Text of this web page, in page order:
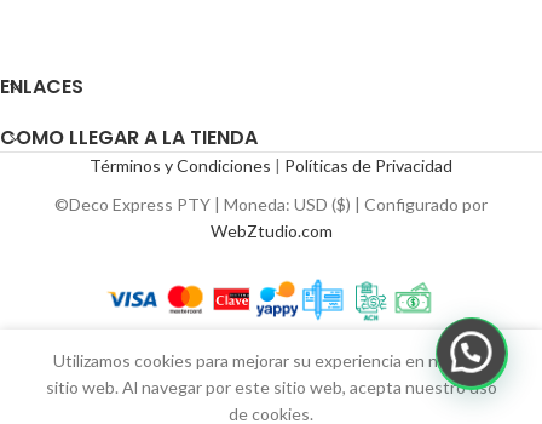
ENLACES
COMO LLEGAR A LA TIENDA
Términos y Condiciones | Políticas de Privacidad
©Deco Express PTY | Moneda: USD ($) | Configurado por
WebZtudio.com
Utilizamos cookies para mejorar su experiencia en nuestro
sitio web. Al navegar por este sitio web, acepta nuestro uso
de cookies.